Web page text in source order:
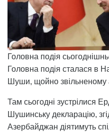
Головна подія
Головна подія сталася в
Шуши, щойно
Там сьогодні зустрілися
Шушинську декларацію,
Азербайджан діятимуть